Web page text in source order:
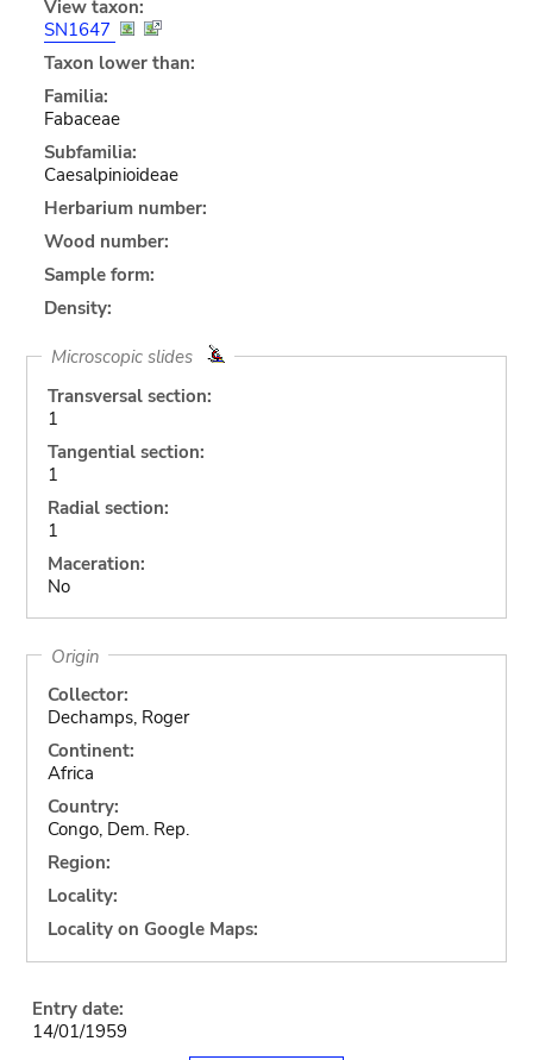
View taxon:
SN1647
Taxon lower than:
Familia:
Fabaceae
Subfamilia:
Caesalpinioideae
Herbarium number:
Wood number:
Sample form:
Density:
Microscopic slides
Transversal section:
1
Tangential section:
1
Radial section:
1
Maceration:
No
Origin
Collector:
Dechamps, Roger
Continent:
Africa
Country:
Congo, Dem. Rep.
Region:
Locality:
Locality on Google Maps:
Entry date:
14/01/1959